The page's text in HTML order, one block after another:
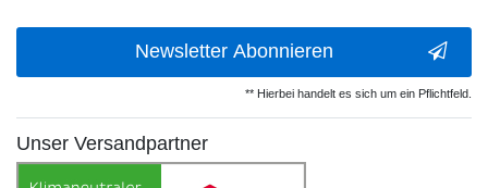
Newsletter Abonnieren
** Hierbei handelt es sich um ein Pflichtfeld.
Unser Versandpartner